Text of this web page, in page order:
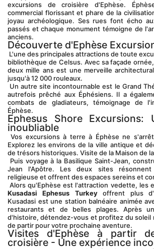
excursions de croisière d'Ephèse.
commercial florissant et phare de la
joyau archéologique. Ses rues font écho
passés et chaque monument témoigne de
anciens.
Découverte d'Ephèse
bibliothèque de Celsus. Avec sa façade
deux mille ans est une merveille
jusqu'à 12 000 rouleaux.
autrefois prêché aux Éphésiens. Il a
combats de gladiateurs, témoignage de
Éphèse.
Ephesus Shore Excursions:
inoubliable
Vos excursions à terre à Éphèse ne s'arrêtent pas aux ruines.
Explorez les environs de la ville antique et
de trésors historiques. Visite de la Maison de
Jean l'Apôtre. Les deux sites résonnent
religieuse et offrent des espaces sereins et
Alors qu'Ephèse est l'attraction vedette, les
Kusadasi Ephesus Turkey offrent plus
Kusadasi est une station balnéaire animée
restaurants et de belles plages. Après
d'histoire, détendez-vous et profitez du soleil
de partir pour votre prochaine aventure.
Visites d'Ephèse à partir
croisière - Une expérience